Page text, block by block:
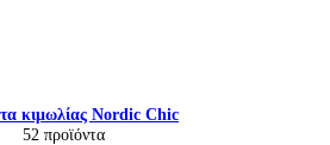
κιμωλίας Nordic Chic
52 προϊόντα